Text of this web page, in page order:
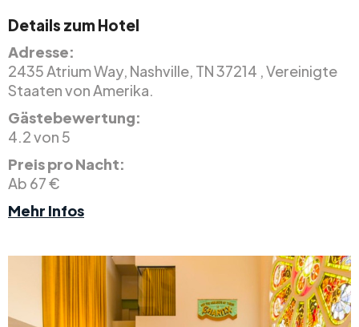
Details zum Hotel
Adresse:
2435 Atrium Way, Nashville, TN 37214 , Vereinigte
Staaten von Amerika.
Gästebewertung:
4.2 von 5
Preis pro Nacht:
Ab 67 €
Mehr Infos